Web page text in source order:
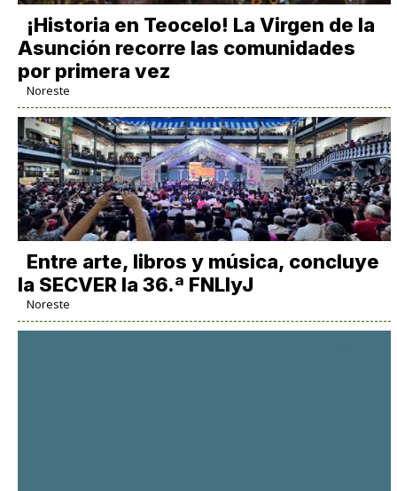
​¡Historia en Teocelo! La Virgen de la
Asunción recorre las comunidades
por primera vez
Noreste
Entre arte, libros y música, concluye
la SECVER la 36.ª FNLIyJ
Noreste